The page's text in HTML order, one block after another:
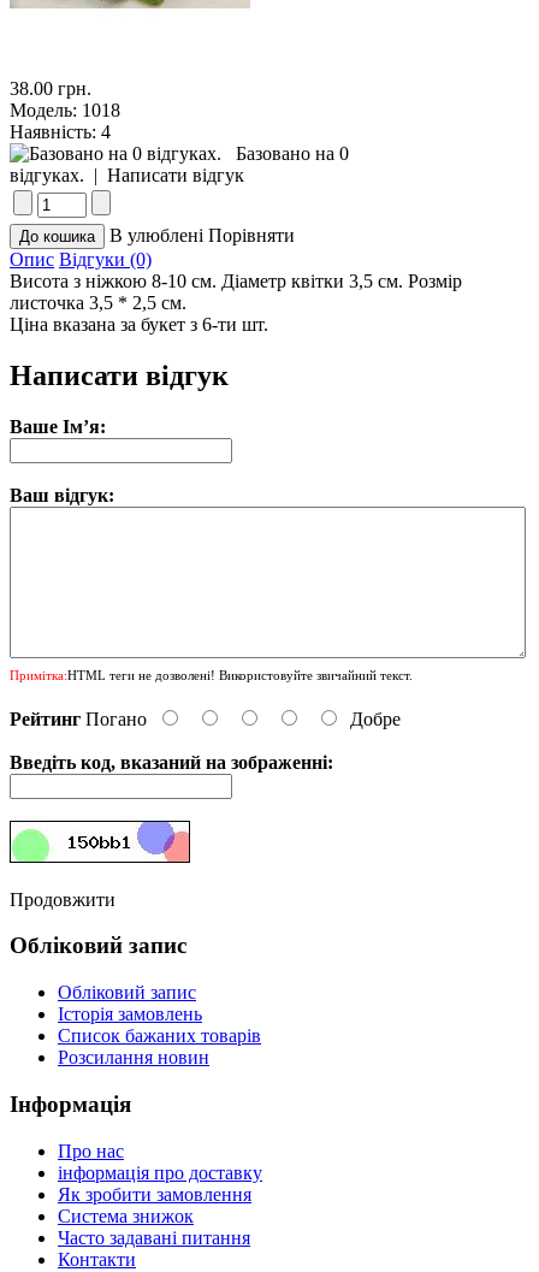
38.00 грн.
Модель: 1018
Наявність: 4
Базовано на 0
відгуках. | Написати відгук
В улюблені Порівняти
Опис Відгуки (0)
Висота з ніжкою 8-10 см. Діаметр квітки 3,5 см. Розмір
листочка 3,5 * 2,5 см.
Ціна вказана за букет з 6-ти шт.
Написати відгук
Ваше Ім’я:
Ваш відгук:
Примітка:HTML теги не дозволені! Використовуйте звичайний текст.
Рейтинг Погано Добре
Введіть код, вказаний на зображенні:
Продовжити
Обліковий запис
Обліковий запис
Історія замовлень
Список бажаних товарів
Розсилання новин
Інформація
Про нас
інформація про доставку
Як зробити замовлення
Система знижок
Часто задавані питання
Контакти